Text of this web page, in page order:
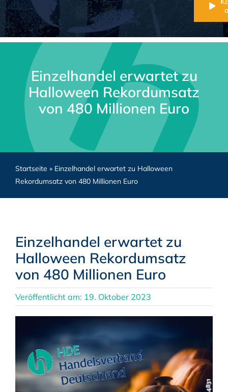
Einzelhandel erwartet zu
Halloween Rekordumsatz
von 480 Millionen Euro
Startseite » Einzelhandel erwartet zu Halloween
Rekordumsatz von 480 Millionen Euro
Einzelhandel erwartet zu
Halloween Rekordumsatz
von 480 Millionen Euro
Veröffentlicht am: 19. Oktober 2023